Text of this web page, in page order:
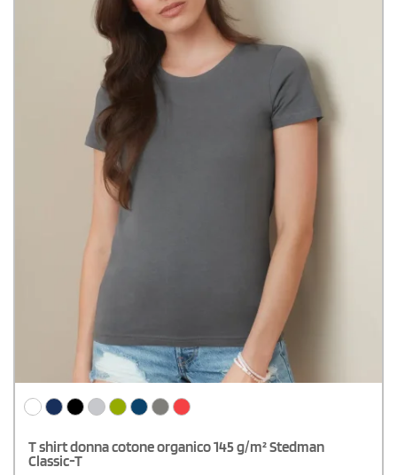
T shirt donna cotone organico 145 g/m² Stedman
Classic-T